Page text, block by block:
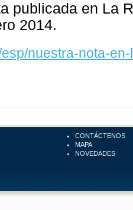
publicada en La
2014.
nuestra-nota-
CONTÁCTENOS
MAPA
NOVEDADES